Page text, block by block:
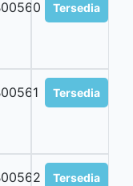
Tersedia
Tersedia
Tersedia